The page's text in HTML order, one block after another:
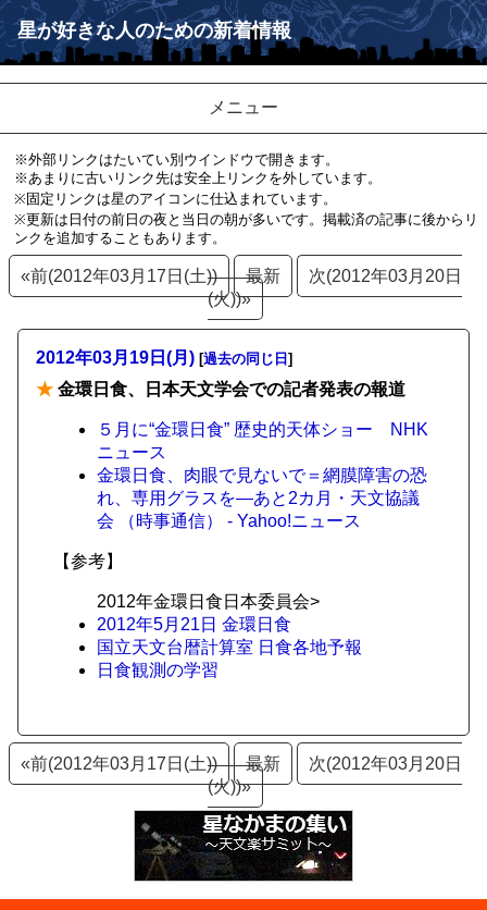
星が好きな人のための新着情報
メニュー
※外部リンクはたいてい別ウインドウで開きます。
※あまりに古いリンク先は安全上リンクを外しています。
※固定リンクは星のアイコンに仕込まれています。
※更新は日付の前日の夜と当日の朝が多いです。掲載済の記事に後からリ
ンクを追加することもあります。
«前(2012年03月17日(土)) 最新
次(2012年03月20日
(火))»
2012年03月19日(月) [過去の同じ日 ]
★ 金環日食、日本天文学会での記者発表の報道
５月に“金環日食” 歴史的天体ショー NHK
ニュース
金環日食、肉眼で見ないで＝網膜障害の恐
れ、専用グラスを―あと2カ月・天文協議
会 （時事通信） - Yahoo!ニュース
【参考】
2012年金環日食日本委員会>
2012年5月21日 金環日食
国立天文台暦計算室 日食各地予報
日食観測の学習
«前(2012年03月17日(土)) 最新
次(2012年03月20日
(火))»